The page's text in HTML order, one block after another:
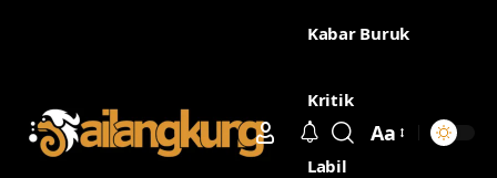
Kabar Buruk
Kritik
Labil
Aa